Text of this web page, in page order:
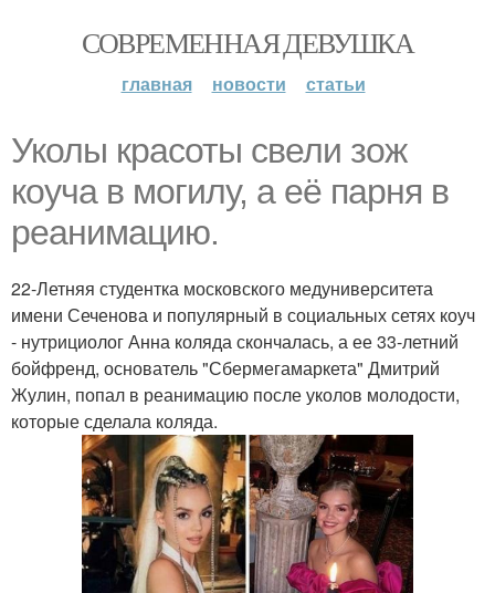
СОВРЕМЕННАЯ ДЕВУШКА
главная новости статьи
Уколы красоты свели зож
коуча в могилу, а её парня в
реанимацию.
22-Летняя студентка московского медуниверситета
имени Сеченова и популярный в социальных сетях коуч
- нутрициолог Анна коляда скончалась, а ее 33-летний
бойфренд, основатель "Сбермегамаркета" Дмитрий
Жулин, попал в реанимацию после уколов молодости,
которые сделала коляда.